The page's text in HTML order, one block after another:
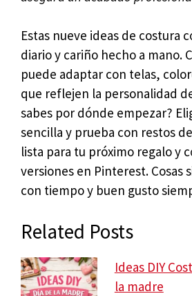
Estas nueve ideas de costura
diario y cariño hecho a mano.
puede adaptar con telas,
que reflejen la personalidad
sabes por dónde empezar?
sencilla y prueba con restos
lista para tu próximo regalo y
versiones en Pinterest. Cosas
con tiempo y buen gusto
Related Posts
Ideas DIY
la madre